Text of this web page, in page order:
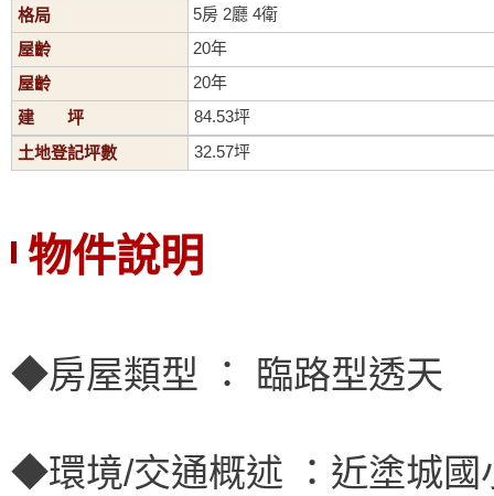
格局
5房 2廳 4衛
屋齡
20年
屋齡
20年
建 坪
84.53坪
土地登記坪數
32.57坪
物件說明
◆房屋類型 ： 臨路型透天
◆環境/交通概述 ：近塗城國